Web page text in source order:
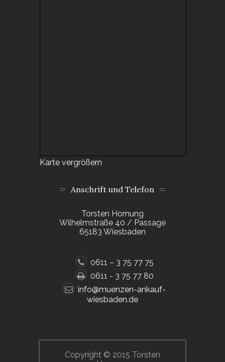
Karte vergrößern
Anschrift und Telefon
Torsten Hornung
Wilhelmstraße 40 / Passage
65183 Wiesbaden
0611 – 3 75 77 75
0611 - 3 75 77 80
info@muenzen-ankauf-
wiesbaden.de
Copyright © 2015 Torsten